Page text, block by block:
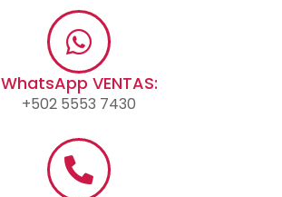
WhatsApp VENTAS:
+502 5553 7430